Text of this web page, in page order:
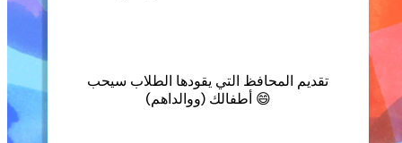
تقديم المحافظ التي يقودها الطلاب سيحب
أطفالك (ووالداهم) 😄